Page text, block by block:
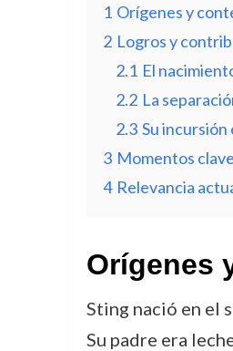
1 Orígenes y
2 Logros y
2.1 El
2.2 La
2.3 Su incursión
3 Momentos
4 Relevancia
Orígenes
Sting nació en el
Su padre era